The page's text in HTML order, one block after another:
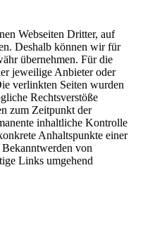
Webseiten Dritter, auf
Deshalb können wir für
übernehmen. Für die
jeweilige Anbieter oder
verlinkten Seiten wurden
Rechtsverstöße
zum Zeitpunkt der
inhaltliche Kontrolle
Anhaltspunkte einer
von
Links umgehend